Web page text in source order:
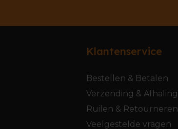
Klantenservice
Bestellen & Betalen
Verzending & Afhaling
Ruilen & Retourneren
Veelgestelde vragen